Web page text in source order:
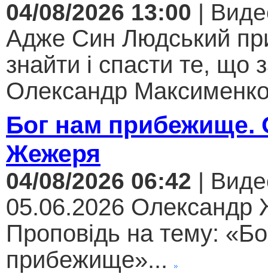
04/08/2026 13:00 |
Адже Син Людський
знайти і спасти те, що
Олександр
Бог нам прибежище.
Жежеря
04/08/2026 06:42 |
05.06.2026 Олександр
Проповідь на тему:
прибежище»...